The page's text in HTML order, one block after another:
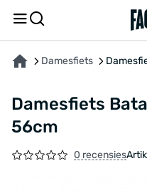
Damesfiets
Damesfiets
56cm
0 recensies
OVER HET PRODUCT KENMERKEN